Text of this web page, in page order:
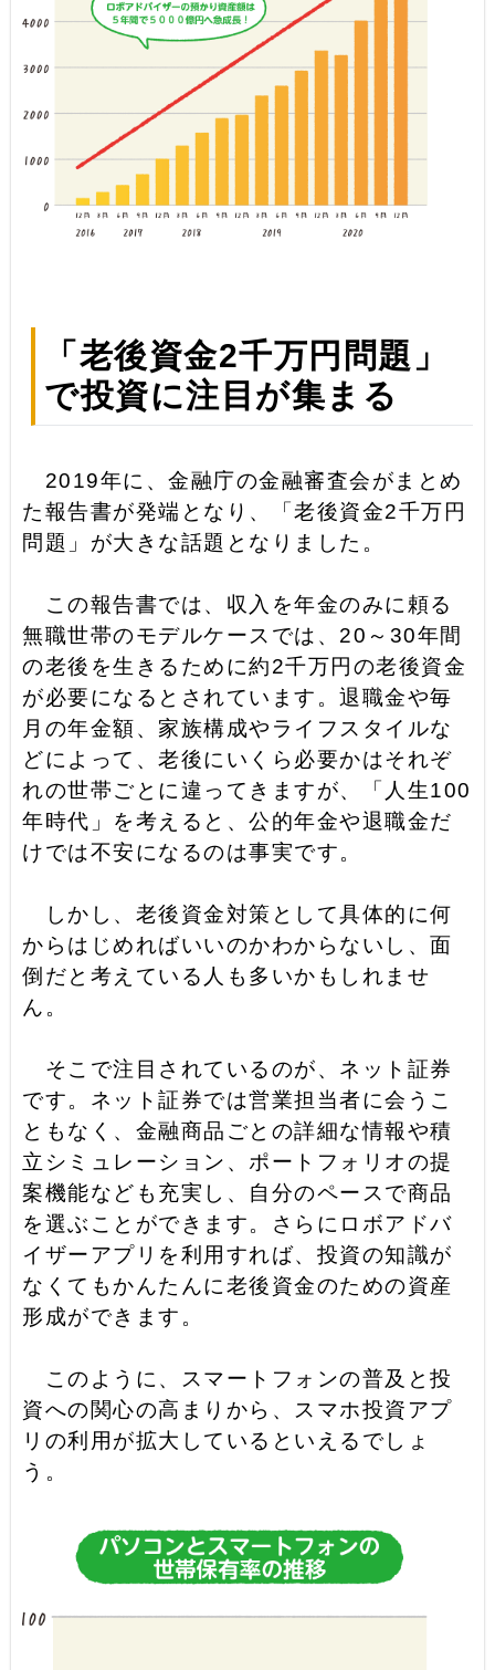
「老後資金2千万円問題」
で投資に注目が集まる
2019年に、金融庁の金融審査会がまとめ
た報告書が発端となり、「老後資金2千万円
問題」が大きな話題となりました。
この報告書では、収入を年金のみに頼る
無職世帯のモデルケースでは、20～30年間
の老後を生きるために約2千万円の老後資金
が必要になるとされています。退職金や毎
月の年金額、家族構成やライフスタイルな
どによって、老後にいくら必要かはそれぞ
れの世帯ごとに違ってきますが、「人生100
年時代」を考えると、公的年金や退職金だ
けでは不安になるのは事実です。
しかし、老後資金対策として具体的に何
からはじめればいいのかわからないし、面
倒だと考えている人も多いかもしれませ
ん。
そこで注目されているのが、ネット証券
です。ネット証券では営業担当者に会うこ
ともなく、金融商品ごとの詳細な情報や積
立シミュレーション、ポートフォリオの提
案機能なども充実し、自分のペースで商品
を選ぶことができます。さらにロボアドバ
イザーアプリを利用すれば、投資の知識が
なくてもかんたんに老後資金のための資産
形成ができます。
このように、スマートフォンの普及と投
資への関心の高まりから、スマホ投資アプ
リの利用が拡大しているといえるでしょ
う。